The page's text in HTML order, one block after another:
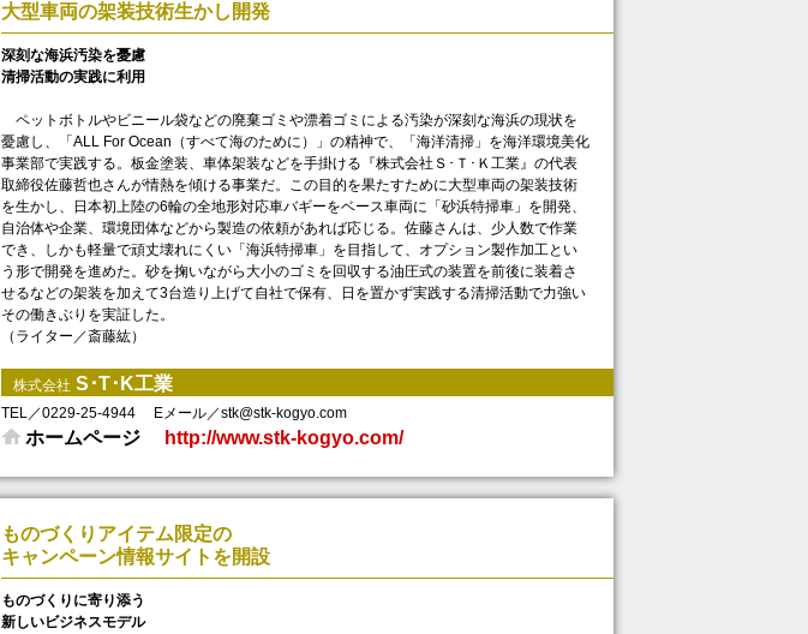
大型車両の架装技術生かし開発
深刻な海浜汚染を憂慮
清掃活動の実践に利用
ペットボトルやビニール袋などの廃棄ゴミや漂着ゴミによる汚染が深刻な海浜の現状を
憂慮し、「ALL For Ocean（すべて海のために）」の精神で、「海洋清掃」を海洋環境美化
事業部で実践する。板金塗装、車体架装などを手掛ける『株式会社Ｓ･Ｔ･Ｋ工業』の代表
取締役佐藤哲也さんが情熱を傾ける事業だ。この目的を果たすために大型車両の架装技術
を生かし、日本初上陸の6輪の全地形対応車バギーをベース車両に「砂浜特掃車」を開発、
自治体や企業、環境団体などから製造の依頼があれば応じる。佐藤さんは、少人数で作業
でき、しかも軽量で頑丈壊れにくい「海浜特掃車」を目指して、オプション製作加工とい
う形で開発を進めた。砂を掬いながら大小のゴミを回収する油圧式の装置を前後に装着さ
せるなどの架装を加えて3台造り上げて自社で保有、日を置かず実践する清掃活動で力強い
その働きぶりを実証した。
（ライター／斎藤紘）
株式会社 S･T･K工業
TEL／0229-25-4944 Eメール／stk@stk-kogyo.com
ホームページ http://www.stk-kogyo.com/
ものづくりアイテム限定の
キャンペーン情報サイトを開設
ものづくりに寄り添う
新しいビジネスモデル